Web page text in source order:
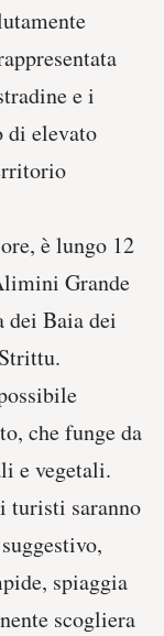
e i
di elevato
è lungo 12
Grande
dei Baia dei
che funge da
e vegetali.
turisti saranno
spiaggia
scogliera